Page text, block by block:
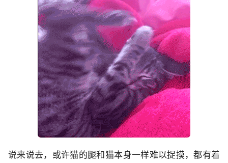
说来说去，或许猫的腿和猫本身一样难以捉摸，都有着